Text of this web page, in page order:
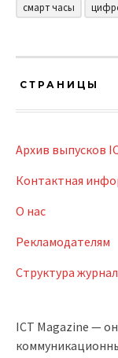
смарт часы
СТРАНИЦЫ
Архив выпусков
Контактная
О нас
Рекламодателям
Структура
ICT Magazine —